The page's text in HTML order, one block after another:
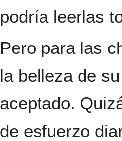
podría leerlas
Pero para las
la belleza de
aceptado.
de esfuerzo